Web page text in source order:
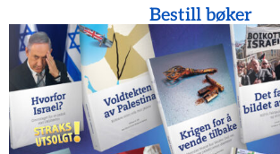
Bestill bøker